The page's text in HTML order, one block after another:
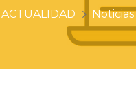
ACTUALIDAD Noticias